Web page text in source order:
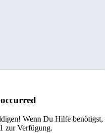
Wenn Du Hilfe benötigst,
zur Verfügung.